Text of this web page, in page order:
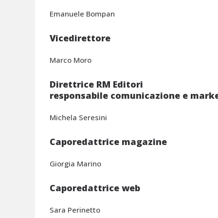
Emanuele Bompan
Vicedirettore
Marco Moro
Direttrice RM Editori
responsabile comunicazione e
Michela Seresini
Caporedattrice magazine
Giorgia Marino
Caporedattrice web
Sara Perinetto